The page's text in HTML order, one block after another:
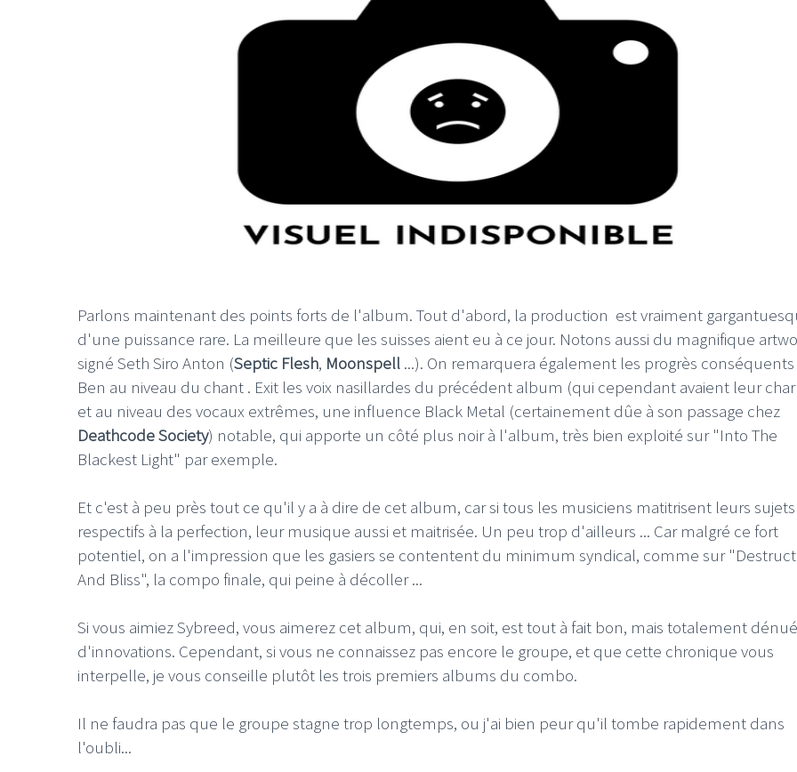
Parlons maintenant des points forts de l'album. Tout d'abord, la production est vraiment
d'une puissance rare. La meilleure que les suisses aient eu à ce jour. Notons aussi du magnifique
signé Seth Siro Anton (Septic Flesh, Moonspell ...). On remarquera également les progrès
Ben au niveau du chant . Exit les voix nasillardes du précédent album (qui cependant avaient leur
et au niveau des vocaux extrêmes, une influence Black Metal (certainement dûe à son passage chez
Deathcode Society) notable, qui apporte un côté plus noir à l'album, très bien exploité sur "Into The
Blackest Light" par exemple.
Et c'est à peu près tout ce qu'il y a à dire de cet album, car si tous les musiciens matitrisent leurs sujets
respectifs à la perfection, leur musique aussi et maitrisée. Un peu trop d'ailleurs ... Car malgré ce fort
potentiel, on a l'impression que les gasiers se contentent du minimum syndical, comme sur
And Bliss", la compo finale, qui peine à décoller ...
Si vous aimiez Sybreed, vous aimerez cet album, qui, en soit, est tout à fait bon, mais totalement dénué
d'innovations. Cependant, si vous ne connaissez pas encore le groupe, et que cette chronique vous
interpelle, je vous conseille plutôt les trois premiers albums du combo.
Il ne faudra pas que le groupe stagne trop longtemps, ou j'ai bien peur qu'il tombe rapidement dans
l'oubli...
LE GROS RIFFIFI –
Christmas Riffifi 2025 !!!
LE GROS RIFFIFI –
The Covers !!!